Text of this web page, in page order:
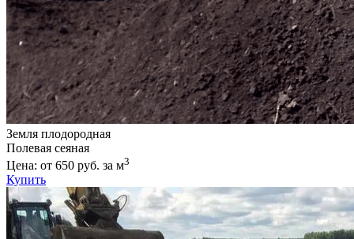
Земля плодородная
Полевая сеяная
Цена: от 650 руб. за м3
Купить